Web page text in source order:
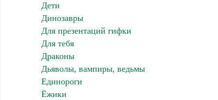
Дети
Динозавры
Для презентаций гифки
Для тебя
Драконы
Дьяволы, вампиры, ведьмы
Единороги
Ёжики